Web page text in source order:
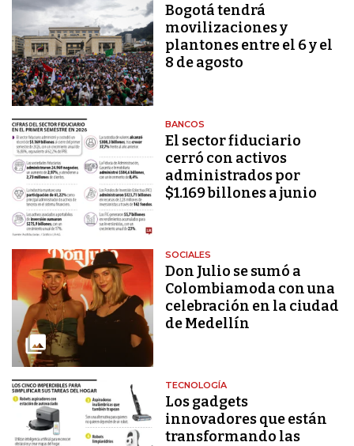
Bogotá tendrá
movilizaciones y
plantones entre el 6 y el
8 de agosto
BANCOS
El sector fiduciario
cerró con activos
administrados por
$1.169 billones a junio
SOCIALES
Don Julio se sumó a
Colombiamoda con una
celebración en la ciudad
de Medellín
TECNOLOGÍA
Los gadgets
innovadores que están
transformando las